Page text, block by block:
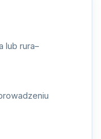
lub rura–